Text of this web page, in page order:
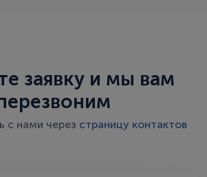
заявку и мы вам
с нами через страницу контактов